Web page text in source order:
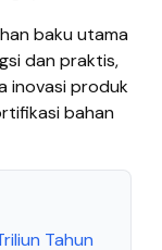
baku utama
dan praktis,
inovasi produk
bahan
Tahun